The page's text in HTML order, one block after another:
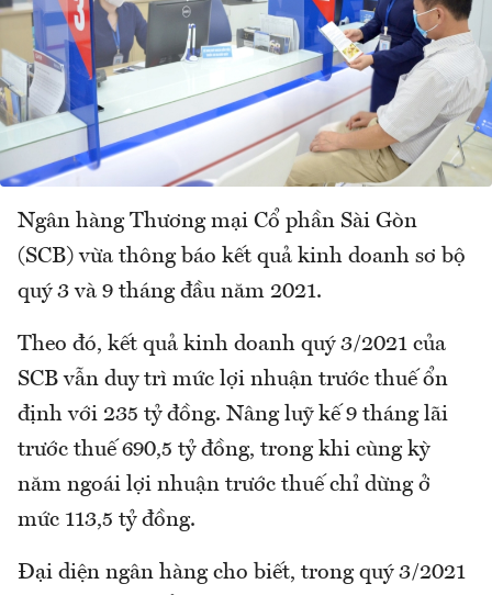
Ngân hàng Thương mại Cổ phần Sài Gòn
(SCB) vừa thông báo kết quả kinh doanh sơ bộ
quý 3 và 9 tháng đầu năm 2021.
Theo đó, kết quả kinh doanh quý 3/2021 của
SCB vẫn duy trì mức lợi nhuận trước thuế ổn
định với 235 tỷ đồng. Nâng luỹ kế 9 tháng lãi
trước thuế 690,5 tỷ đồng, trong khi cùng kỳ
năm ngoái lợi nhuận trước thuế chỉ dừng ở
mức 113,5 tỷ đồng.
Đại diện ngân hàng cho biết, trong quý 3/2021